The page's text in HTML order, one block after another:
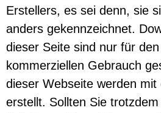
Erstellers, es sei denn, sie
anders gekennzeichnet.
dieser Seite sind nur für
kommerziellen Gebrauch
dieser Webseite werden
erstellt. Sollten Sie